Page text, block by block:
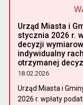
Urząd Miasta i
stycznia 2026 r.
decyzji
indywidualny
otrzymanej
18.02.2026
Urząd Miasta i
2026 r. wpłaty